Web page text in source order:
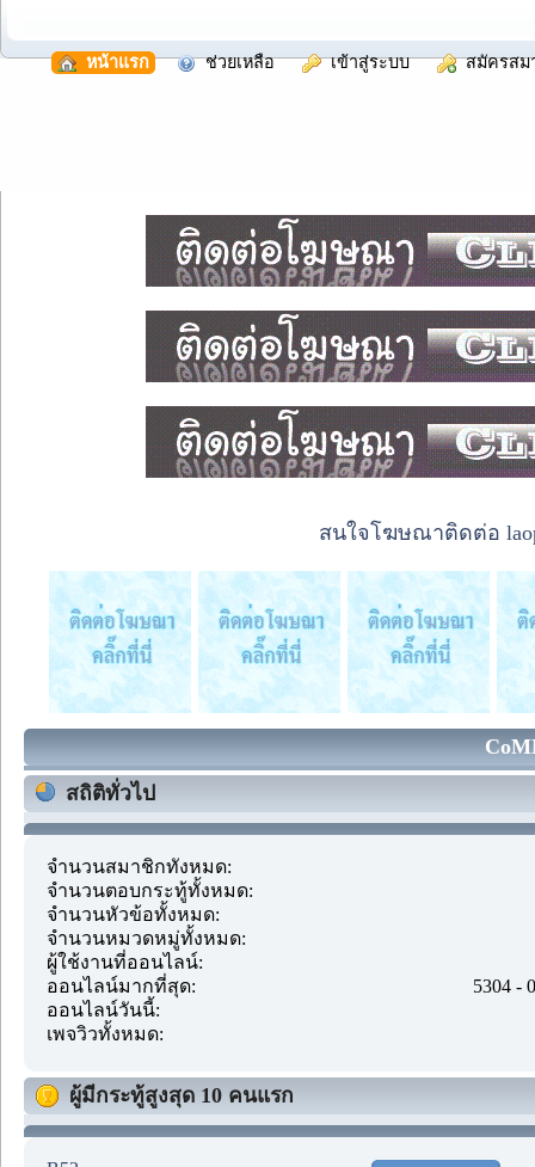
หน้าแรก ช่วยเหลือ เข้าสู่ระบบ สมัครสม
สนใจโฆษณาติดต่อ
สถิติทั่วไป
จำนวนสมาชิกทั้งหมด:
จำนวนตอบกระทู้ทั้งหมด:
จำนวนหัวข้อทั้งหมด:
จำนวนหมวดหมู่ทั้งหมด:
ผู้ใช้งานที่ออนไลน์:
ออนไลน์มากที่สุด:
5304 -
ออนไลน์วันนี้:
เพจวิวทั้งหมด:
ผู้มีกระทู้สูงสุด 10 คนแรก